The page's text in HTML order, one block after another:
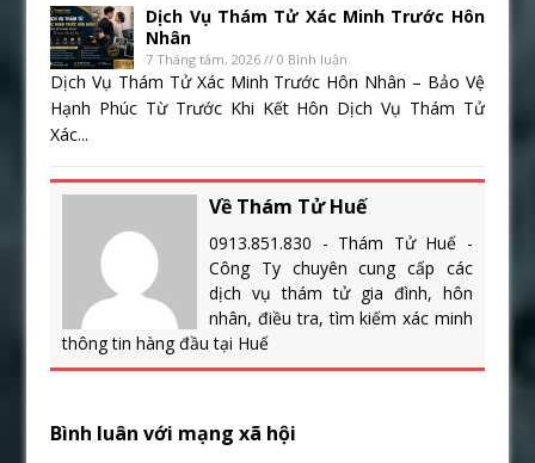
Dịch Vụ Thám Tử Xác Minh Trước Hôn
Nhân
7 Tháng tám, 2026 // 0 Bình luận
Dịch Vụ Thám Tử Xác Minh Trước Hôn Nhân – Bảo Vệ
Hạnh Phúc Từ Trước Khi Kết Hôn Dịch Vụ Thám Tử
Xác...
Về Thám Tử Huế
0913.851.830 - Thám Tử Huế -
Công Ty chuyên cung cấp các
dịch vụ thám tử gia đình, hôn
nhân, điều tra, tìm kiếm xác minh
thông tin hàng đầu tại Huế
Bình luân với mạng xã hội